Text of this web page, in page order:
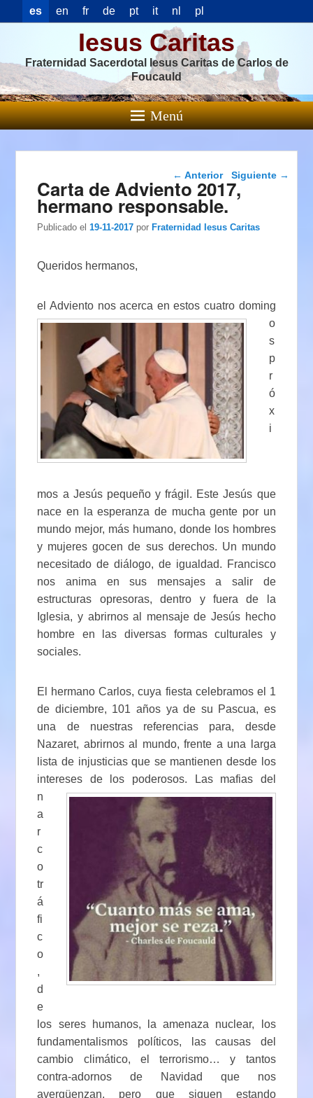
es en fr de pt it nl pl
Iesus Caritas
Fraternidad Sacerdotal Iesus Caritas de Carlos de
Foucauld
Menú
Navegación de
entradas
← Anterior Siguiente →
Carta de Adviento 2017,
hermano responsable.
Publicado el 19-11-2017 porFraternidad Iesus Caritas
Queridos hermanos,
el Adviento nos acerca en estos cuatro doming
o
s
p
r
ó
x
i
mos a Jesús pequeño y frágil. Este Jesús que
nace en la esperanza de mucha gente por un
mundo mejor, más humano, donde los hombres
y mujeres gocen de sus derechos. Un mundo
necesitado de diálogo, de igualdad. Francisco
nos anima en sus mensajes a salir de
estructuras opresoras, dentro y fuera de la
Iglesia, y abrirnos al mensaje de Jesús hecho
hombre en las diversas formas culturales y
sociales.
El hermano Carlos, cuya fiesta celebramos el 1
de diciembre, 101 años ya de su Pascua, es
una de nuestras referencias para, desde
Nazaret, abrirnos al mundo, frente a una larga
lista de injusticias que se mantienen desde los
intereses de los poderosos. Las mafias del
n
a
r
c
o
tr
á
fi
c
o
,
d
e
los seres humanos, la amenaza nuclear, los
fundamentalismos políticos, las causas del
cambio climático, el terrorismo… y tantos
contra-adornos de Navidad que nos
avergüenzan, pero que siguen estando